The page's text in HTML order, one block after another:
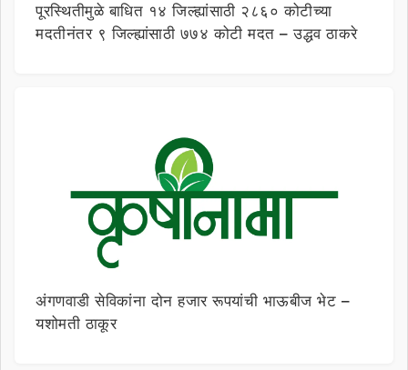
पूरस्थितीमुळे बाधित १४ जिल्ह्यांसाठी २८६० कोटीच्या
मदतीनंतर ९ जिल्ह्यांसाठी ७७४ कोटी मदत – उद्धव ठाकरे
अंगणवाडी सेविकांना दोन हजार रूपयांची भाऊबीज भेट –
यशोमती ठाकूर